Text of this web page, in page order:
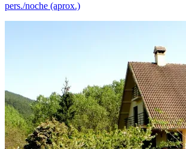
pers./noche (aprox.)